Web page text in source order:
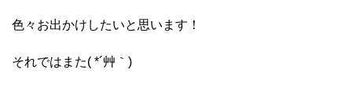
色々お出かけしたいと思います！
それではまた( *´艸｀)